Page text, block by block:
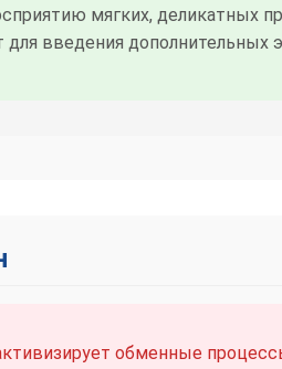
мягких, деликатных
введения дополнительных
обменные